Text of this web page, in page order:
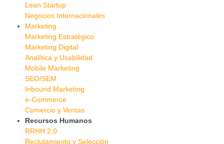
Lean Startup
Negocios Internacionales
Marketing
Marketing Estratégico
Marketing Digital
Analítica y Usabilidad
Mobile Marketing
SEO/SEM
Inbound Marketing
e-Commerce
Comercio y Ventas
Recursos Humanos
RRHH 2.0
Reclutamiento y Selección